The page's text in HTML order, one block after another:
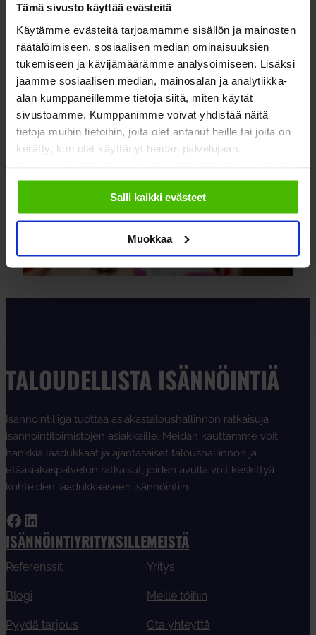
Tämä sivusto käyttää evästeitä
Käytämme evästeitä tarjoamamme sisällön ja mainosten
räätälöimiseen, sosiaalisen median ominaisuuksien
tukemiseen ja kävijämäärämme analysoimiseen. Lisäksi
jaamme sosiaalisen median, mainosalan ja analytiikka-
alan kumppaneillemme tietoja siitä, miten käytät
sivustoamme. Kumppanimme voivat yhdistää näitä
tietoja muihin tietoihin, joita olet antanut heille tai joita on
kerätty, kun olet käyttänyt heidän palvelujaan.
sallimiisi evästeisiin.
Salli kaikki evästeet
Muokkaa
sievoisia summia mitä ihmeellisempiin…
LUE LISÄÄ
TALOUDELLISTA ISÄNNÖINTIÄ
Isännöintiliiga tuottaa asiakastaloushallinnon ratkaisuja
isännöintitoimistojen asiakkaille. Meidän kauttamme voit
hankkia laadukkaat ja ajantasaiset taloushallinnon ja
etäasiakaspalvelun ratkaisut, joiden avulla voit keskittyä
kohteiden laadukkaaseen isännöintiin.
Facebook LinkedIn
ISÄNNÖINTIYRITYKSILLE
Referenssit
Blogi
Pyydä tarjous
MEISTÄ
Yritys
Meille töihin
Ota yhteyttä